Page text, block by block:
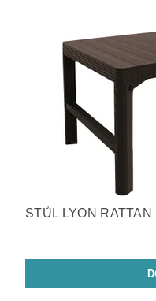
STŮL LYON RATTAN